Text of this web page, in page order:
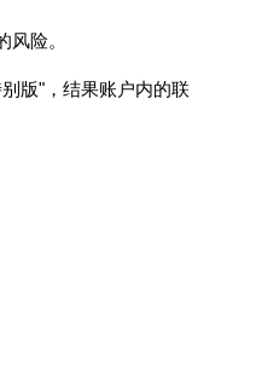
风险。
版"，结果账户内的联